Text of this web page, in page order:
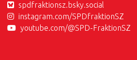
spdfraktionsz.bsky.social
instagram.com/SPDfraktionSZ
youtube.com/@SPD-FraktionSZ